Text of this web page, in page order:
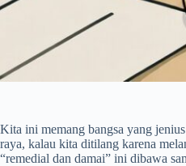
Kita ini memang bangsa yang
raya, kalau kita ditilang karena
“remedial dan damai” ini dibawa